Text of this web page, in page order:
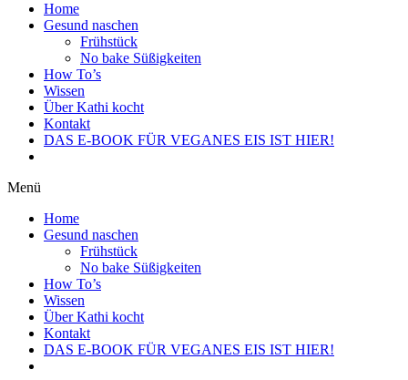
Home
Gesund naschen
Frühstück
No bake Süßigkeiten
How To’s
Wissen
Über Kathi kocht
Kontakt
DAS E-BOOK FÜR VEGANES EIS IST HIER!
Menü
Home
Gesund naschen
Frühstück
No bake Süßigkeiten
How To’s
Wissen
Über Kathi kocht
Kontakt
DAS E-BOOK FÜR VEGANES EIS IST HIER!